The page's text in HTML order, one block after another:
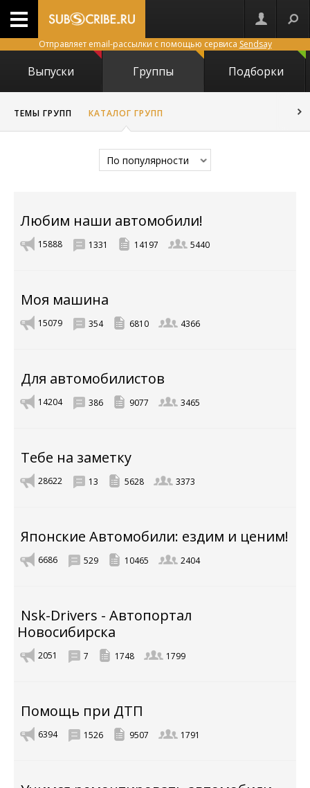
Отправляет email-рассылки с помощью сервиса Sendsay
Выпуски Группы Подборки
ТЕМЫ ГРУПП КАТАЛОГ ГРУПП
По популярности
Любим наши автомобили!
15888 1331 14197 5440
Моя машина
15079 354 6810 4366
Для автомобилистов
14204 386 9077 3465
Тебе на заметку
28622 13 5628 3373
Японские Автомобили: ездим и ценим!
6686 529 10465 2404
Nsk-Drivers - Автопортал
Новосибирска
2051 7 1748 1799
Помощь при ДТП
6394 1526 9507 1791